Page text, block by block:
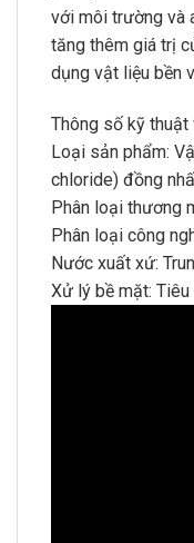
với môi trường và
tăng thêm giá trị
dụng vật liệu bền
Thông số kỹ
Loại sản phẩm:
chloride) đồng
Phân loại thương
Phân loại công
Nước xuất xứ:
Xử lý bề mặt: Tiêu